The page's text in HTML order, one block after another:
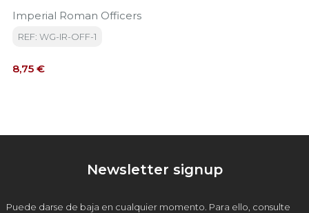
Imperial Roman Officers
REF: WG-IR-OFF-1
Precio
8,75 €
Newsletter signup
Puede darse de baja en cualquier momento. Para ello, consulte